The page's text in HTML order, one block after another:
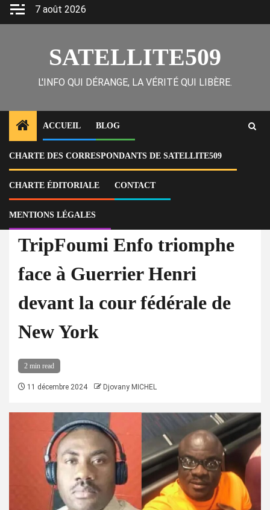
Skip
7 août 2026
SATELLITE509
L'INFO QUI DÉRANGE, LA VÉRITÉ QUI LIBÈRE.
ACCUEIL BLOG
CHARTE DES CORRESPONDANTS DE SATELLITE509
CHARTE ÉDITORIALE CONTACT
MENTIONS LÉGALES
Home
Actu
TripFoumi Enfo triomphe face à Guerrier Henri devant la cour fédérale
de New York
Actu
TripFoumi Enfo triomphe
face à Guerrier Henri
devant la cour fédérale de
New York
2 min read
11 décembre 2024 Djovany MICHEL